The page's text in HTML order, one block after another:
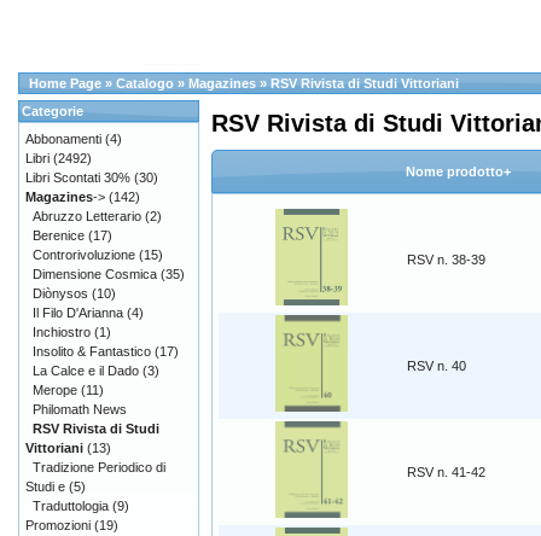
Home Page » Catalogo » Magazines » RSV Rivista di Studi Vittoriani
RSV Rivista di Studi
Nome prodotto+
RSV n. 38-39
RSV n. 40
RSV n. 41-42
Categorie
Abbonamenti (4)
Libri (2492)
Libri Scontati 30% (30)
Magazines-> (142)
Abruzzo Letterario (2)
Berenice (17)
Controrivoluzione (15)
Dimensione Cosmica (35)
Diònysos (10)
Il Filo D'Arianna (4)
Inchiostro (1)
Insolito & Fantastico (17)
La Calce e il Dado (3)
Merope (11)
Philomath News
RSV Rivista di Studi
Vittoriani (13)
Tradizione Periodico di
Studi e (5)
Traduttologia (9)
Promozioni (19)